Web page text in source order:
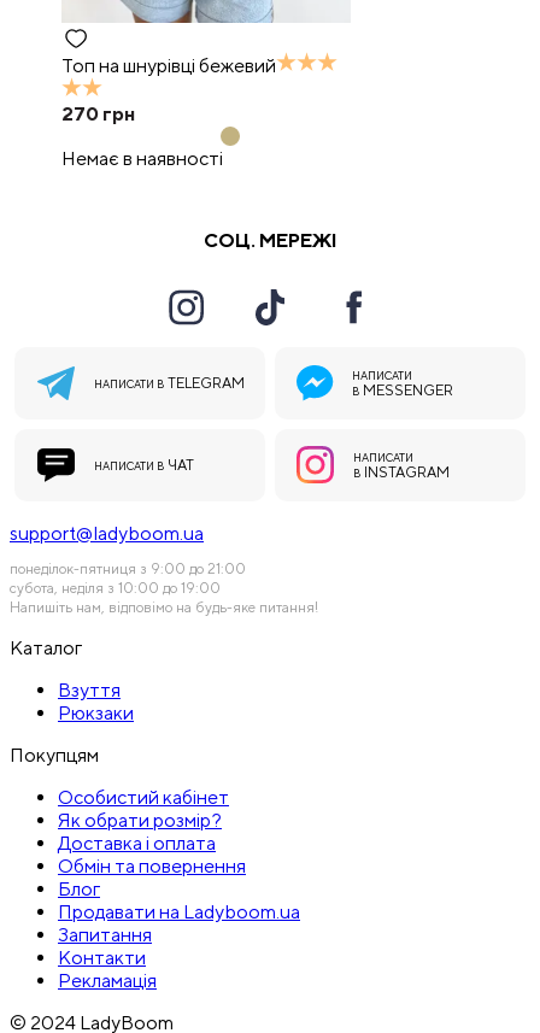
Топ на шнурівці бежевий
270 грн
Немає в наявності
СОЦ. МЕРЕЖІ
НАПИСАТИ В TELEGRAM
НАПИСАТИ
В MESSENGER
НАПИСАТИ В ЧАТ
НАПИСАТИ
В
INSTAGRAM
support@ladyboom.ua
понеділок-пятниця з 9:00 до 21:00
субота, неділя з 10:00 до 19:00
Напишіть нам, відповімо на будь-яке питання!
Каталог
Взуття
Рюкзаки
Покупцям
Особистий кабінет
Як обрати розмір?
Доставка і оплата
Обмін та повернення
Блог
Продавати на Ladyboom.ua
Запитання
Контакти
Рекламація
© 2024 LadyBoom